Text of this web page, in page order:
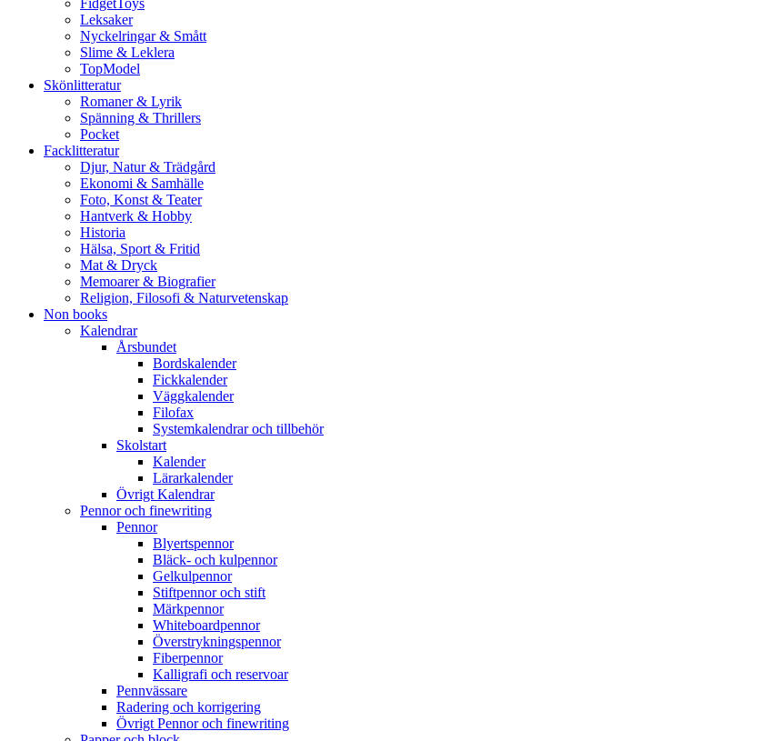
FidgetToys
Leksaker
Nyckelringar & Smått
Slime & Leklera
TopModel
Skönlitteratur
Romaner & Lyrik
Spänning & Thrillers
Pocket
Facklitteratur
Djur, Natur & Trädgård
Ekonomi & Samhälle
Foto, Konst & Teater
Hantverk & Hobby
Historia
Hälsa, Sport & Fritid
Mat & Dryck
Memoarer & Biografier
Religion, Filosofi & Naturvetenskap
Non books
Kalendrar
Årsbundet
Bordskalender
Fickkalender
Väggkalender
Filofax
Systemkalendrar och tillbehör
Skolstart
Kalender
Lärarkalender
Övrigt Kalendrar
Pennor och finewriting
Pennor
Blyertspennor
Bläck- och kulpennor
Gelkulpennor
Stiftpennor och stift
Märkpennor
Whiteboardpennor
Överstrykningspennor
Fiberpennor
Kalligrafi och reservoar
Pennvässare
Radering och korrigering
Övrigt Pennor och finewriting